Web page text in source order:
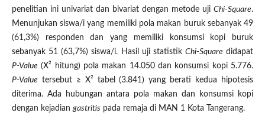
penelitian ini univariat dan bivariat dengan metode ujiChi-Square.
Menunjukan siswa/i yang memiliki pola makan buruk sebanyak 49
(61,3%) responden dan yang memiliki konsumsi kopi buruk
sebanyak 51 (63,7%) siswa/i. Hasil uji statistik Chi-Square didapat
P-Value (X² hitung) pola makan 14.050 dan konsumsi kopi 5.776.
P-Value tersebut ≥ X² tabel (3.841) yang berati kedua hipotesis
diterima. Ada hubungan antara pola makan dan konsumsi kopi
dengan kejadiangastritis pada remaja di MAN 1 Kota Tangerang.